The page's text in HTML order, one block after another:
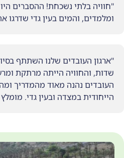
נשכחת! ההסברים היו מעניינים
בעין גדי שדרגו את הכל."
שלנו השתתף בסיור עם ינשוף
הייתה מרתקת ומרעננת. צוות
מאוד מהמדריך ומהאווירה
ובעין גדי. מומלץ בחום!"